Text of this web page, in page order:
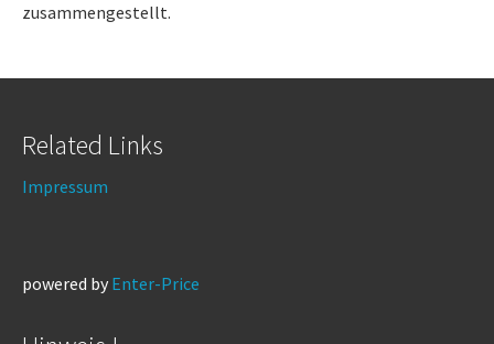
zusammengestellt.
Related Links
Impressum
powered by Enter-Price